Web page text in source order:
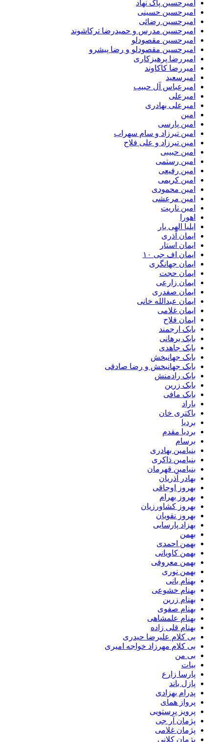
امیرحسین پاک نهاد
امیرحسین حسینی
امیرحسین رضائی
امیرحسین مدرس و حمیدرضا ترکاشوند
امیرحسین مقصودلو
امیرحسین مقصودلو و رضا پیشرو
امیررضا پرهیزکاری
امیررضا کاکاوند
امیرسعید
امیرعباس آل حبیب
امیرعلی
امیرعلی بهادری
امین
امین پارسی
امین تیرزاد و سام سهراب
امین تیرزاد و علی فلاح
امین حبیبی
امین رستمی
امین رفیعی
امین کریمی
امین محمودی
امین مرعشی
امین ناریت
اهورا
ایلیا الهی یار
ایمان آذری
ایمان استار
ایمان اف جی ۱۰
ایمان جهانگری
ایمان حجت
ایمان زارعی
ایمان صفدری
ایمان عبدالله خانی
ایمان غلامی
ایمان فلاح
بابک ارجمند
بابک برهانی
بابک جاهدی
بابک جهانبخش
بابک جهانبخش و رضا صادقی
بابک رادمنش
بابک زرین
بابک مافی
باراد
باکتری خان
بردیا
بردیا مقدم
برسام
بنیامین بهادری
بنیامین ذاکری
بنیامین قهرمان
بهادر آذریان
بهروز اوجاقی
بهروز بهرام
بهروز کشاورزیان
بهروز نقویان
بهزاد پارسایی
بهمن
بهمن احمدی
بهمن کاویانی
بهمن معروفی
بهمن نوری
بهنام بانی
بهنام خشوعی
بهنام زرین
بهنام صفوی
بهنام علمشاهی
بهنام قلی زاده
بی کلام علیرضا حیدری
بی کلام مهرزاد خواجه امیری
بی من
بیات
پارسا زارع
پازل باند
پدرام بهزادی
پرواز همای
پرویز پرستویی
پژمان آر جی
پژمان غلامی
پژمان کلانی